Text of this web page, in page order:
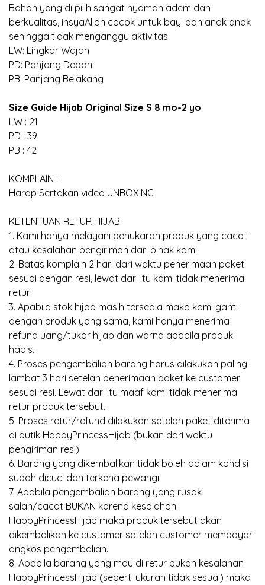
Bahan yang di pilih sangat nyaman adem dan
berkualitas, insyaAllah cocok untuk bayi dan anak anak
sehingga tidak menganggu aktivitas
LW: Lingkar Wajah
PD: Panjang Depan
PB: Panjang Belakang
Size Guide Hijab Original Size S 8 mo-2 yo
LW : 21
PD : 39
PB : 42
KOMPLAIN :
Harap Sertakan video UNBOXING
KETENTUAN RETUR HIJAB
1. Kami hanya melayani penukaran produk yang cacat
atau kesalahan pengiriman dari pihak kami
2. Batas komplain 2 hari dari waktu penerimaan paket
sesuai dengan resi, lewat dari itu kami tidak menerima
retur.
3. Apabila stok hijab masih tersedia maka kami ganti
dengan produk yang sama, kami hanya menerima
refund uang/tukar hijab dan warna apabila produk
habis.
4. Proses pengembalian barang harus dilakukan paling
lambat 3 hari setelah penerimaan paket ke customer
sesuai resi. Lewat dari itu maaf kami tidak menerima
retur produk tersebut.
5. Proses retur/refund dilakukan setelah paket diterima
di butik HappyPrincessHijab (bukan dari waktu
pengiriman resi).
6. Barang yang dikembalikan tidak boleh dalam kondisi
sudah dicuci dan terkena pewangi.
7. Apabila pengembalian barang yang rusak
salah/cacat BUKAN karena kesalahan
HappyPrincessHijab maka produk tersebut akan
dikembalikan ke customer setelah customer membayar
ongkos pengembalian.
8. Apabila barang yang mau di retur bukan kesalahan
HappyPrincessHijab (seperti ukuran tidak sesuai) maka